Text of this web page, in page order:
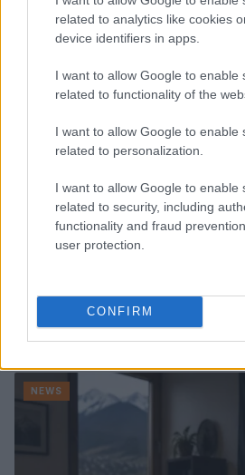
related to analytics like cookies
device identifiers in apps.
I want to allow Google to enable
related to functionality of the
I want to allow Google to enable
related to personalization.
I want to allow Google to enable
related to security, including
functionality and fraud
user protection.
CONFIRM
Letizia Fontana · 8 Ago 2026
Noemi in ospedale: il racconto
ritorno sul palco
NEWS